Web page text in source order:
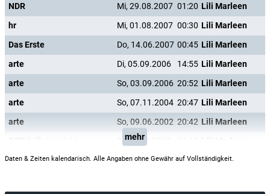
NDR Mi, 29.08.2007 01:20 Lili Marleen
hr
Mi, 01.08.2007 00:30 Lili Marleen
Das Erste
Do, 14.06.2007 00:45 Lili Marleen
arte
Di, 05.09.2006 14:55 Lili Marleen
arte
So, 03.09.2006 20:52 Lili Marleen
arte
So, 07.11.2004 20:47 Lili Marleen
arte
So, 09.06.2002 20:42 Lili Marleen
Di, 21.04.1998
mehr
Daten & Zeiten kalendarisch. Alle Angaben ohne Gewähr auf Vollständigkeit.